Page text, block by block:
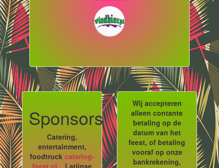
Sponsors
Catering,
entertainment,
foodtruck catering-
Wij accepteren
alleen contante
betaling op de
datum van het
feest, of betaling
vooraf op onze
bankrekening,